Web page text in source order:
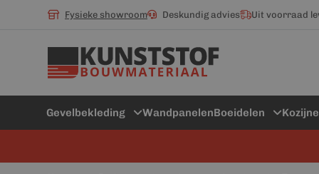
Fysieke showroom Deskundig advies Uit voorraad
Gevelbekleding WandpanelenBoeidelen